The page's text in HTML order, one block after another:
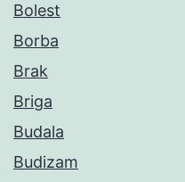
Bolest
Borba
Brak
Briga
Budala
Budizam